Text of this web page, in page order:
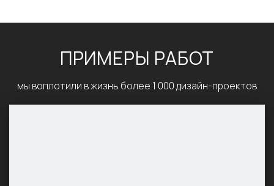
ПРИМЕРЫ РАБОТ
мы воплотили в жизнь более 1 000 дизайн-проектов